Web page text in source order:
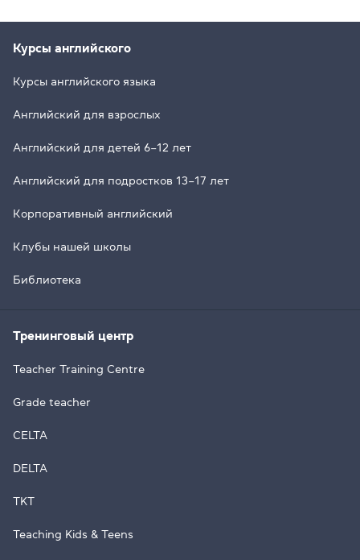
Курсы английского
Курсы английского языка
Английский для взрослых
Английский для детей 6–12 лет
Английский для подростков 13–17 лет
Корпоративный английский
Клубы нашей школы
Библиотека
Тренинговый центр
Teacher Training Centre
Grade teacher
CELTA
DELTA
TKT
Teaching Kids & Teens